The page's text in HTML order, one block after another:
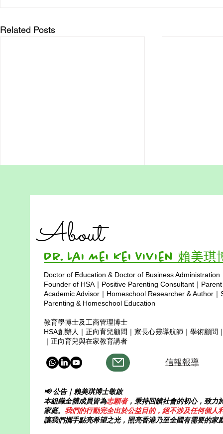
Related Posts
慢慢學，慢慢飛， 孩子笑容是最
每天悄悄加倍。 陪著他們走過每
個季節， 看夢想在心裡慢慢浮
起向前飛。 自由學習，愛作後
孩子的幸福，是我們心裡 最重
不必追， 跟著孩子的節奏向前。
每一步、每一天， 幸福就在我們
學計劃。但
式。 教育就是生活本身。孩子每
天所看見、
何課本都更深
Copyright ©
About
Dr. Lai Mei Kei Vivien 賴美琪
Doctor of Education & Doctor of Business Administration
Founder of HSA｜Positive Parenting Consultant｜
Academic Advisor｜Homeschool Researcher & Author
Parenting & Homeschool Education
教育學博士及工商管理博士
HSA創辦人｜正向育兒顧問｜家長心靈導航師｜學術顧問
｜正向育兒與在家教育講者
信報報導
📢 公告｜賴美琪博士敬啟
本組織全體成員皆為志願者，秉持回饋社會的初心，致力
家庭。 我們的行動完全出於公益目的，絕不涉及任何個人
讓我們攜手點亮希望之光，照亮香港乃至全國有需要的家